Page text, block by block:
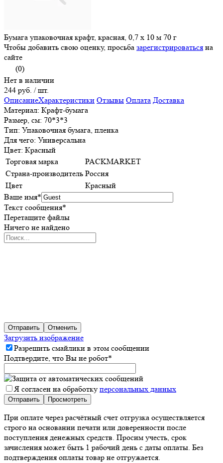
Бумага упаковочная крафт, красная, 0,7 х 10 м 70 г
Чтобы добавить свою оценку, просьба зарегистрироваться на
сайте
(0)
Нет в наличии
244 руб. / шт.
ОписаниеХарактеристики Отзывы Оплата Доставка
Материал: Крафт-бумага
Размер, см: 70*3*3
Тип: Упаковочная бумага, пленка
Для чего: Универсальна
Цвет: Красный
Торговая марка
PACKMARKET
Страна-производитель Россия
Цвет
Красный
Ваше имя*
Текст сообщения*
Перетащите файлы
Ничего не найдено
Отправить Отменить
Загрузить изображение
Разрешить смайлики в этом сообщении
Подтвердите, что Вы не робот*
Я согласен на обработку персональных данных
При оплате через расчётный счет отгрузка осуществляется
строго на основании печати или доверенности после
поступления денежных средств. Просим учесть, срок
зачисления может быть 1 рабочий день с даты оплаты. Без
подтверждения оплаты товар не отгружается.